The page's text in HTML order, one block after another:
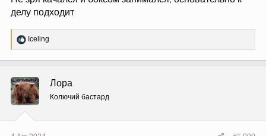
делу подходит
Р
ц
и
и
:
Iceling
Лора
Колючий бастард